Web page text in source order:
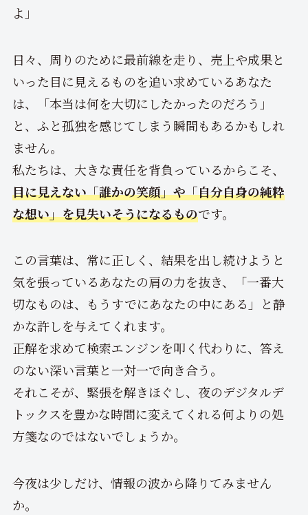
よ」
日々、周りのために最前線を走り、売上や成果と
いった目に見えるものを追い求めているあなた
は、「本当は何を大切にしたかったのだろう」
と、ふと孤独を感じてしまう瞬間もあるかもしれ
ません。
私たちは、大きな責任を背負っているからこそ、
目に見えない「誰かの笑顔」や「自分自身の純粋
な想い」を見失いそうになるものです。
この言葉は、常に正しく、結果を出し続けようと
気を張っているあなたの肩の力を抜き、「一番大
切なものは、もうすでにあなたの中にある」と静
かな許しを与えてくれます。
正解を求めて検索エンジンを叩く代わりに、答え
のない深い言葉と一対一で向き合う。
それこそが、緊張を解きほぐし、夜のデジタルデ
トックスを豊かな時間に変えてくれる何よりの処
方箋なのではないでしょうか。
今夜は少しだけ、情報の波から降りてみません
か。